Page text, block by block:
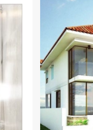
ngôi nhà
Jinguashi.
sâu sắc hơn
Loan và
những đặc